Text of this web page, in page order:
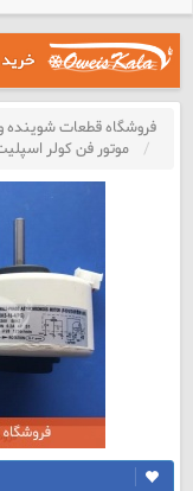
فروشگاه قطعات شوینده و
موتور فن کولر اسپلیت PG ال جی